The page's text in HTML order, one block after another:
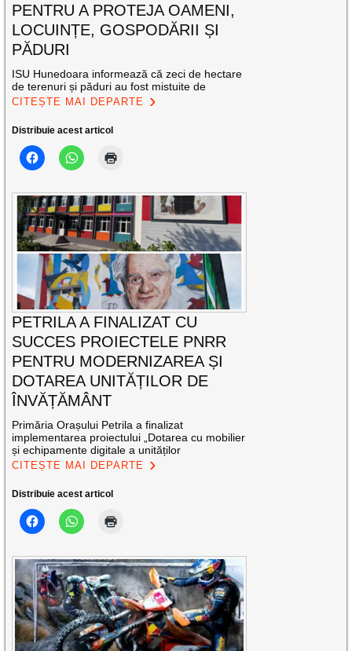
PENTRU A PROTEJA OAMENI,
LOCUINȚE, GOSPODĂRII ȘI
PĂDURI
ISU Hunedoara informează că zeci de hectare
de terenuri și păduri au fost mistuite de
CITEȘTE MAI DEPARTE
Distribuie acest articol
PETRILA A FINALIZAT CU
SUCCES PROIECTELE PNRR
PENTRU MODERNIZAREA ȘI
DOTAREA UNITĂȚILOR DE
ÎNVĂȚĂMÂNT
Primăria Orașului Petrila a finalizat
implementarea proiectului „Dotarea cu mobilier
și echipamente digitale a unităților
CITEȘTE MAI DEPARTE
Distribuie acest articol